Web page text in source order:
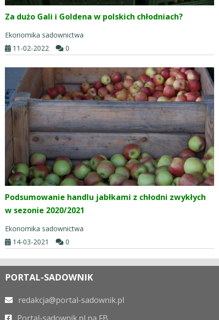
Za dużo Gali i Goldena w polskich chłodniach?
Ekonomika sadownictwa
11-02-2022
0
Podsumowanie handlu jabłkami z chłodni zwykłych
w sezonie 2020/2021
Ekonomika sadownictwa
14-03-2021
0
PORTAL-SADOWNIK
redakcja@portal-sadownik.pl
Portal-sadownik.pl na FB